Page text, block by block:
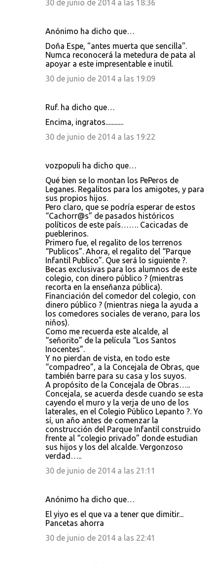
30 de junio de 2014 a las 18:36
Anónimo ha dicho que…
Doña Espe, "antes muerta que sencilla".
Numca reconocerá la metedura de pata al
apoyar a este impresentable e inutil.
30 de junio de 2014 a las 19:09
Ruf. ha dicho que…
Encima, ingratos............
30 de junio de 2014 a las 19:22
vozpopuli ha dicho que…
Qué bien se lo montan los PePeros de
Leganes. Regalitos para los amigotes, y para
sus propios hijos.
Pero claro, que se podría esperar de estos
“Cachorr@s” de pasados históricos
políticos de este país……. Cacicadas de
pueblerinos.
Primero fue, el regalito de los terrenos
“Publicos”. Ahora, el regalito del “Parque
Infantil Publico”. Que será lo siguiente ?.
Becas exclusivas para los alumnos de este
colegio, con dinero público ? (mientras
recorta en la enseñanza pública).
Financiación del comedor del colegio, con
dinero público ? (mientras niega la ayuda a
los comedores sociales de verano, para los
niños).
Como me recuerda este alcalde, al
“señorito” de la película “Los Santos
Inocentes”.
Y no pierdan de vista, en todo este
“compadreo”, a la Concejala de Obras, que
también barre para su casa y los suyos.
A propósito de la Concejala de Obras…..
Concejala, se acuerda desde cuando se esta
cayendo el muro y la verja de uno de los
laterales, en el Colegio Público Lepanto ?. Yo
sí, un año antes de comenzar la
construcción del Parque Infantil construido
frente al “colegio privado” donde estudian
sus hijos y los del alcalde. Vergonzoso
verdad…..
30 de junio de 2014 a las 21:11
Anónimo ha dicho que…
El yiyo es el que va a tener que dimitir...
Pancetas ahorra
30 de junio de 2014 a las 22:41